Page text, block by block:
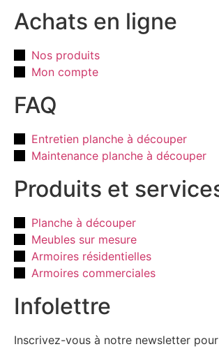
Achats en ligne
Nos produits
Mon compte
FAQ
Entretien planche à découper
Maintenance planche à découper
Produits et
Planche à découper
Meubles sur mesure
Armoires résidentielles
Armoires commerciales
Infolettre
Inscrivez-vous à notre newsletter